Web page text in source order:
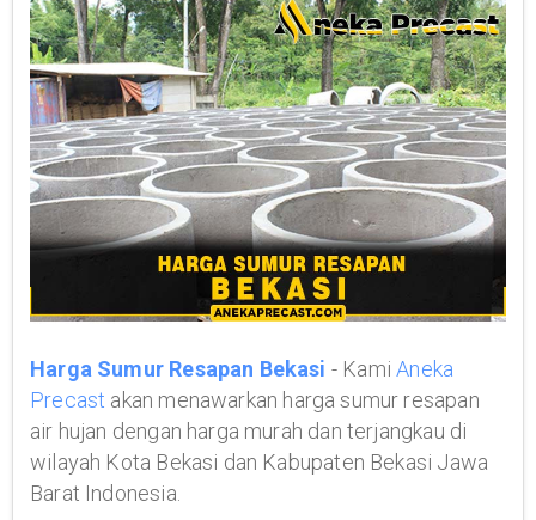
Harga Sumur Resapan Bekasi - KamiAneka
Precast akan menawarkan harga sumur resapan
air hujan dengan harga murah dan terjangkau di
wilayah Kota Bekasi dan Kabupaten Bekasi Jawa
Barat Indonesia.